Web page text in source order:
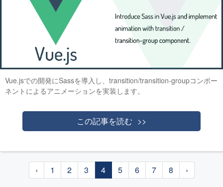
Vue.jsでの開発にSassを導入し、transition/transition-groupコンポー
ネントによるアニメーションを実装します。
この記事を読む
‹ 1 2 3 4 5 6 7 8 ›